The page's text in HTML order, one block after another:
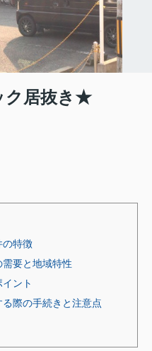
ク居抜き★
の特徴
需要と地域特性
ント
る際の手続きと注意点